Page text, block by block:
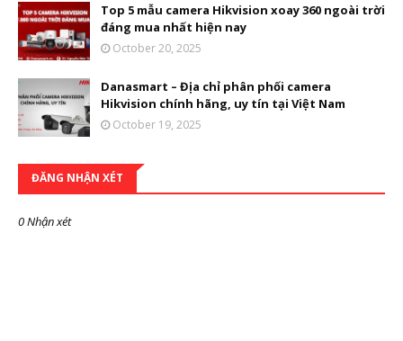
Top 5 mẫu camera Hikvision xoay 360 ngoài trời
đáng mua nhất hiện nay
October 20, 2025
Danasmart – Địa chỉ phân phối camera
Hikvision chính hãng, uy tín tại Việt Nam
October 19, 2025
ĐĂNG NHẬN XÉT
0 Nhận xét